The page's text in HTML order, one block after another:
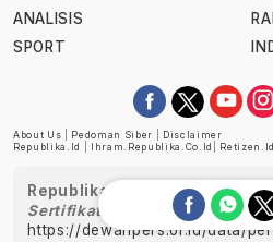
ANALISIS
SPORT
About Us Pedoman Siber
Disclaimer
Republika.id
Ihram.republika.co.id Retizen.id
Republika telah diverifikasi
Sertifikat Nomor 1058/DP-
https://dewanpers.or.id/data/